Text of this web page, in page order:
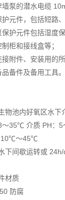
墙泵的潜水电缆
护元件，包括短路
保护元件包括湿度
制柜和接线盒等；
接附件、安装用的
品备件及备用工具。
物池内好氧区水下
～35℃ 介质 PH：5
10℃～45℃
下间歇运转或 24h/
材质
防腐